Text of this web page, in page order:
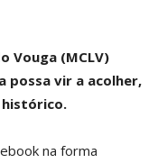
Vouga (MCLV)
possa vir a acolher,
histórico.
na forma